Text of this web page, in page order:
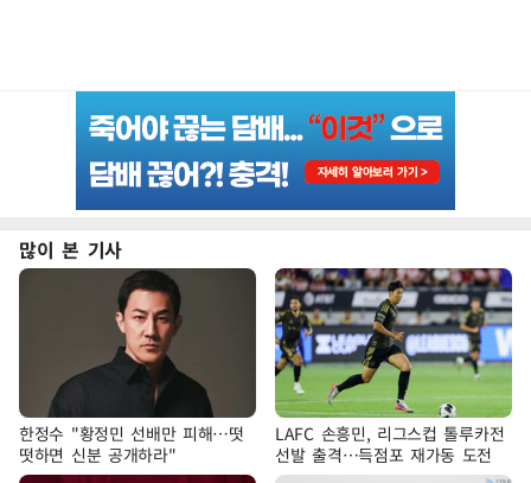
많이 본 기사
한정수 "황정민 선배만 피해…떳
떳하면 신분 공개하라"
LAFC 손흥민, 리그스컵 톨루카전
선발 출격…득점포 재가동 도전